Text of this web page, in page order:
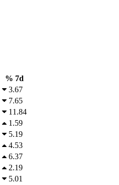
% 7d
3.67
7.65
11.84
1.59
5.19
4.53
6.37
2.19
5.01